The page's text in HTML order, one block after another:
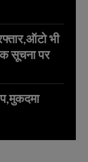
भी
सूचना पर